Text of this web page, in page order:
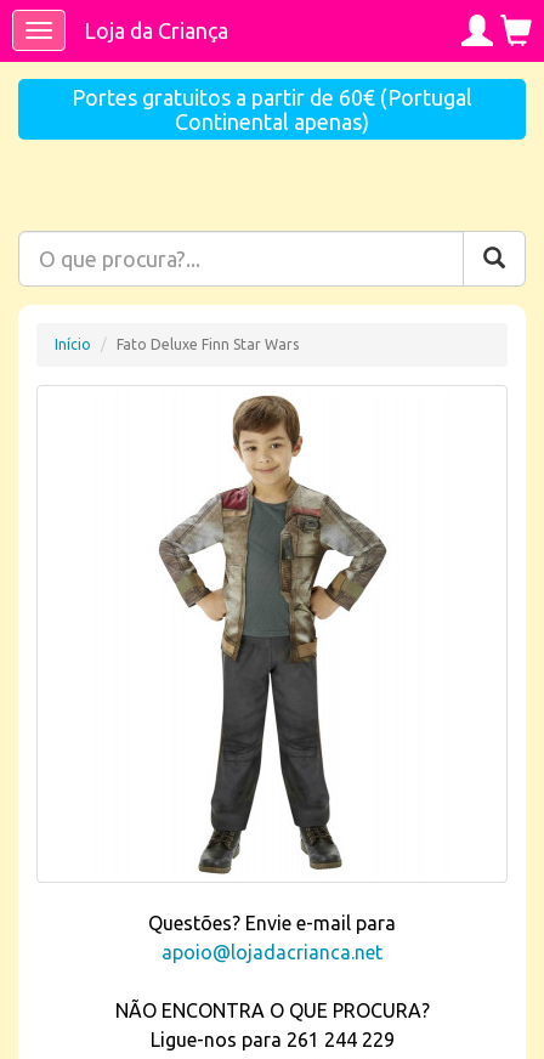
ToggleLoja da Criança
Portes gratuitos a partir de 60€ (Portugal
Continental apenas)
Início Fato Deluxe Finn Star Wars
Questões? Envie e-mail para
apoio@lojadacrianca.net
NÃO ENCONTRA O QUE PROCURA?
Ligue-nos para 261 244 229